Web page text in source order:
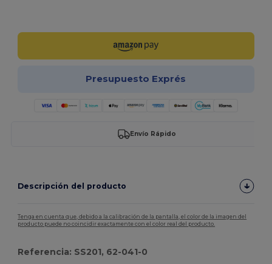
Presupuesto Exprés
Envío Rápido
Descripción del producto
Tenga en cuenta que, debido a la calibración de la pantalla, el color de la imagen del
producto puede no coincidir exactamente con el color real del producto.
Referencia: SS201, 62-041-0